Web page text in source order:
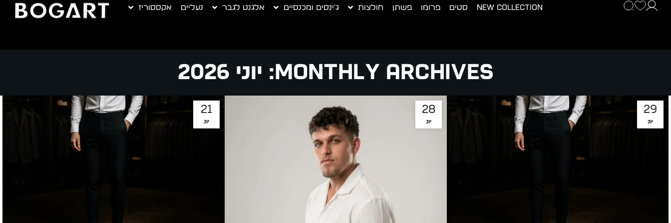
New Collection סטים פרומו פשתן חולצות ג'ינסים ומכנסיים אלגנט לגבר נעליים אקססוריז
Monthly Archives: יוני 2026
29
יונ
28
יונ
21
יונ